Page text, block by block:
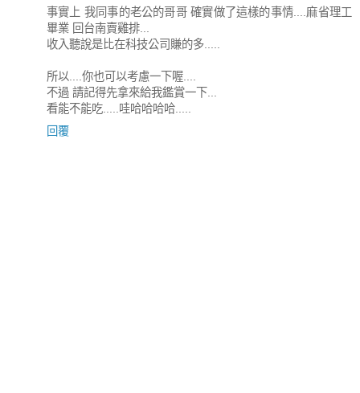
事實上 我同事的老公的哥哥 確實做了這樣的事情....麻省理工
畢業 回台南賣雞排...
收入聽說是比在科技公司賺的多.....
所以....你也可以考慮一下喔....
不過 請記得先拿來給我鑑賞一下...
看能不能吃.....哇哈哈哈哈.....
回覆